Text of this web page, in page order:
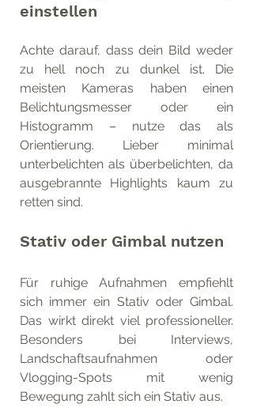
einstellen
Achte darauf, dass dein Bild weder
zu hell noch zu dunkel ist. Die
meisten Kameras haben einen
Belichtungsmesser oder ein
Histogramm – nutze das als
Orientierung. Lieber minimal
unterbelichten als überbelichten, da
ausgebrannte Highlights kaum zu
retten sind.
Stativ oder Gimbal nutzen
Für ruhige Aufnahmen empfiehlt
sich immer ein Stativ oder Gimbal.
Das wirkt direkt viel professioneller.
Besonders bei Interviews,
Landschaftsaufnahmen oder
Vlogging-Spots mit wenig
Bewegung zahlt sich ein Stativ aus.